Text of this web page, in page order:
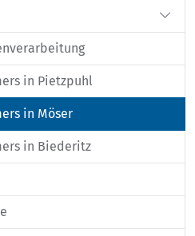
in Pietzpuhl
in Möser
in Biederitz